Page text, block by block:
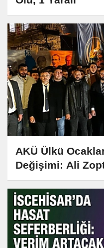
AKÜ Ülkü
Değişimi: Ali